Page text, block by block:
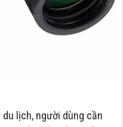
lịch, người dùng cần